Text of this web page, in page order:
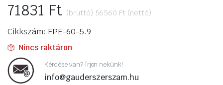
71831 Ft (bruttó) 56560 Ft (nettó)
Cikkszám: FPE-60-5.9
Nincs raktáron
Kérdése van? Írjon nekünk!
info@gauderszerszam.hu